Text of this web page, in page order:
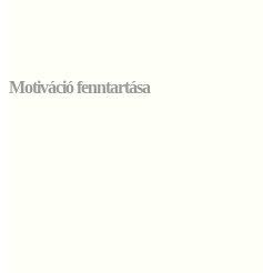
Motiváció fenntartása